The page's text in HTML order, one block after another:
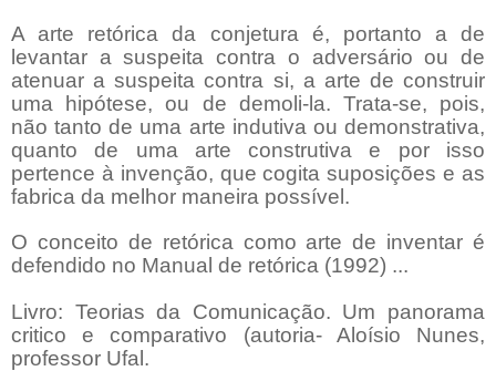
A arte retórica da conjetura é, portanto a de
levantar a suspeita contra o adversário ou de
atenuar a suspeita contra si, a arte de construir
uma hipótese, ou de demoli-la. Trata-se, pois,
não tanto de uma arte indutiva ou demonstrativa,
quanto de uma arte construtiva e por isso
pertence à invenção, que cogita suposições e as
fabrica da melhor maneira possível.
O conceito de retórica como arte de inventar é
defendido no Manual de retórica (1992) ...
Livro: Teorias da Comunicação. Um panorama
critico e comparativo (autoria- Aloísio Nunes,
professor Ufal.